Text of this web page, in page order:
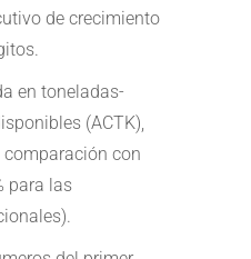
de crecimiento
en toneladas-
(ACTK),
comparación con
para las